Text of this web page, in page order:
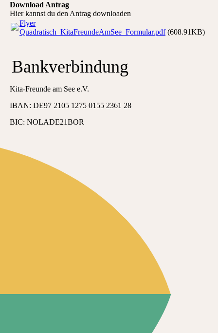
Download Antrag
Hier kannst du den Antrag downloaden
Flyer
Quadratisch_KitaFreundeAmSee_Formular.pdf(608.91KB)
Bankverbindung
Kita-Freunde am See e.V.
IBAN: DE97 2105 1275 0155 2361 28
BIC: NOLADE21BOR